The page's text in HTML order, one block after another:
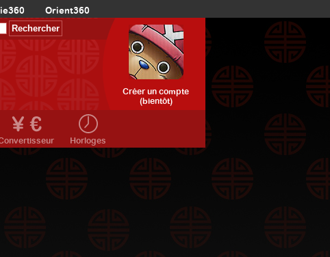
Orient360
Créer un compte
(bientôt)
Horloges